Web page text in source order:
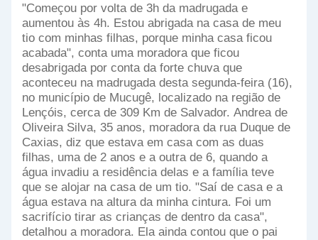
"Começou por volta de 3h da madrugada e
aumentou às 4h. Estou abrigada na casa de meu
tio com minhas filhas, porque minha casa ficou
acabada", conta uma moradora que ficou
desabrigada por conta da forte chuva que
aconteceu na madrugada desta segunda-feira (16),
no município de Mucugê, localizado na região de
Lençóis, cerca de 309 Km de Salvador. Andrea de
Oliveira Silva, 35 anos, moradora da rua Duque de
Caxias, diz que estava em casa com as duas
filhas, uma de 2 anos e a outra de 6, quando a
água invadiu a residência delas e a família teve
que se alojar na casa de um tio. "Saí de casa e a
água estava na altura da minha cintura. Foi um
sacrifício tirar as crianças de dentro da casa",
detalhou a moradora. Ela ainda contou que o pai